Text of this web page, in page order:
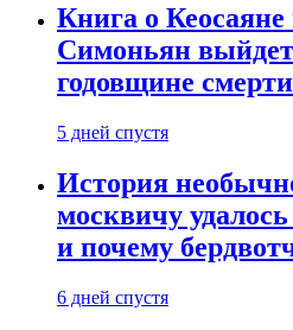
Книга о Кеосаяне
Симоньян
годовщине
5 дней спустя
История
москвичу
и почему
6 дней спустя